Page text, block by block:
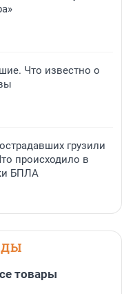
Что известно о
грузили
происходило в
БПЛА
товары